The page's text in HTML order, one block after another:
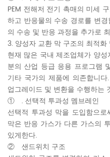
PEM 전해저 전기 촉매의 미세
하고 반응물의 수송 경로를 변
의 수송 및 반응 과정을 추가로
3. 양성자 교환 막 구조의 최적화
현재 많은 국내 제조업체가 양
분의 산업 등급 응용 프로그램
기타 국가의 제품에 의존합니
업그레이드 및 변환을 수행하는
① . 선택적 투과성 멤브레인
선택적 투과성 막을 도입함으
막은 반응 가스가 다른 가스의
있게한다.
② 샌드위치 구조